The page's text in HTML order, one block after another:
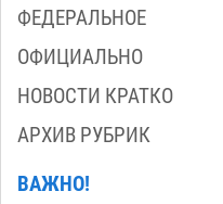
ФЕДЕРАЛЬНОЕ
ОФИЦИАЛЬНО
НОВОСТИ КРАТКО
АРХИВ РУБРИК
ВАЖНО!